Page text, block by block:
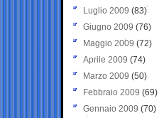
Luglio 2009 (83)
Giugno 2009 (76)
Maggio 2009 (72)
Aprile 2009 (74)
Marzo 2009 (50)
Febbraio 2009 (69)
Gennaio 2009 (70)